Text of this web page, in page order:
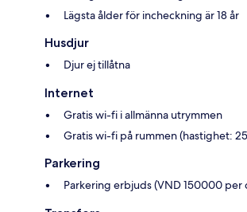
Lägsta ålder för incheckning är 18 år
Husdjur
Djur ej tillåtna
Internet
Gratis wi-fi i allmänna utrymmen
Gratis wi-fi på rummen (hastighet:
Parkering
Parkering erbjuds (VND 150000 per